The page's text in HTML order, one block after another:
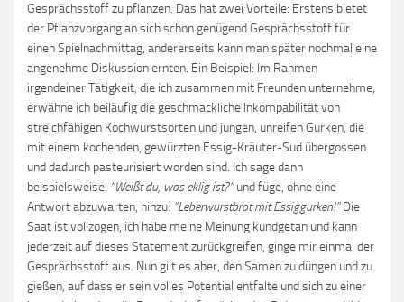
Gesprächsstoff zu pflanzen. Das hat zwei Vorteile: Erstens bietet
der Pflanzvorgang an sich schon genügend Gesprächsstoff für
einen Spielnachmittag, andererseits kann man später nochmal eine
angenehme Diskussion ernten. Ein Beispiel: Im Rahmen
irgendeiner Tätigkeit, die ich zusammen mit Freunden unternehme,
erwähne ich beiläufig die geschmackliche Inkompabilität von
streichfähigen Kochwurstsorten und jungen, unreifen Gurken, die
mit einem kochenden, gewürzten Essig-Kräuter-Sud übergossen
und dadurch pasteurisiert worden sind. Ich sage dann
beispielsweise: “Weißt du, was eklig ist?”und füge, ohne eine
Antwort abzuwarten, hinzu: “Leberwurstbrot mit Essiggurken!”Die
Saat ist vollzogen, ich habe meine Meinung kundgetan und kann
jederzeit auf dieses Statement zurückgreifen, ginge mir einmal der
Gesprächsstoff aus. Nun gilt es aber, den Samen zu düngen und zu
gießen, auf dass er sein volles Potential entfalte und sich zu einer